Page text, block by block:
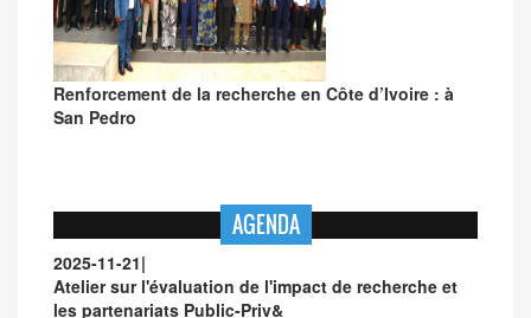
Renforcement de la recherche en Côte d’Ivoire : à
San Pedro
AGENDA
2025-11-21|
Atelier sur l'évaluation de l'impact de recherche et
les partenariats Public-Priv&